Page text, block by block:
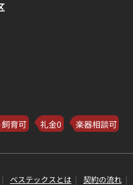
育可 礼金0 楽器相談可
ベステックスとは 契約の流れ